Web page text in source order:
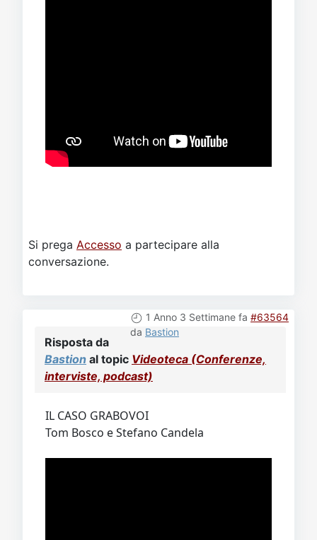
Si prega Accesso a partecipare alla
conversazione.
1 Anno 3 Settimane fa #63564
da Bastion
Risposta da
Bastion al topic Videoteca (Conferenze,
interviste, podcast)
IL CASO GRABOVOI
Tom Bosco e Stefano Candela